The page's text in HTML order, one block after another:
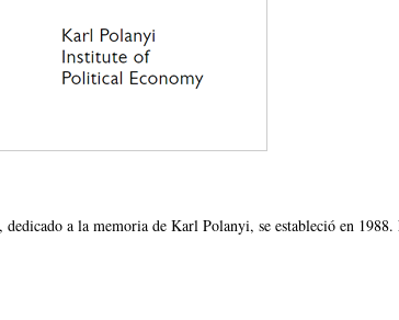
a la memoria de Karl Polanyi, se estableció en